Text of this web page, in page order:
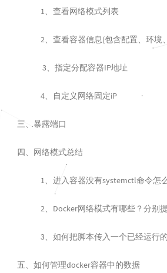
1、查看网络模式列表
2、查看容器信息(包含配置、环境
3、指定分配容器IP地址
4、自定义网络固定iP
三、暴露端口
四、网络模式总结
1、进入容器没有systemctl命令怎
2、Docker网络模式有哪些？分别
3、如何把脚本传入一个已经运行
五、如何管理docker容器中的数据